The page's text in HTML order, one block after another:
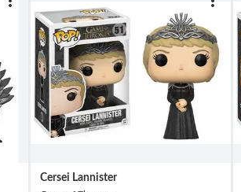
Cersei Lannister